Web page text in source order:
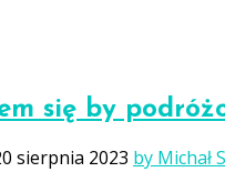
się by
sierpnia 2023 by Michał